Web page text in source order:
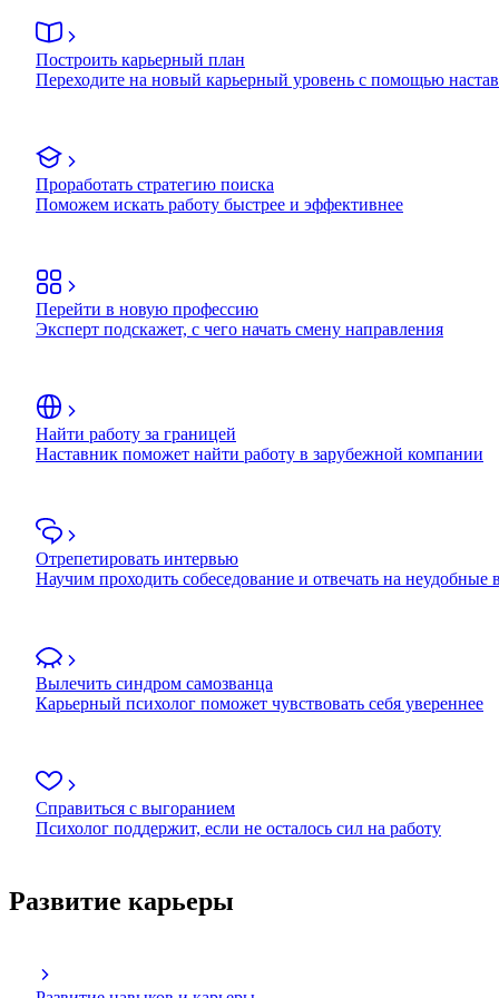
Построить карьерный план
Переходите на новый карьерный уровень с помощью
Проработать стратегию поиска
Поможем искать работу быстрее и эффективнее
Перейти в новую профессию
Эксперт подскажет, с чего начать смену направления
Найти работу за границей
Наставник поможет найти работу в зарубежной компании
Отрепетировать интервью
Научим проходить собеседование и отвечать на неудобные
Вылечить синдром самозванца
Карьерный психолог поможет чувствовать себя увереннее
Справиться с выгоранием
Психолог поддержит, если не осталось сил на работу
Развитие карьеры